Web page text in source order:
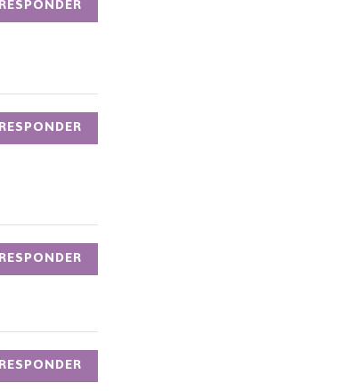
RESPONDER
RESPONDER
RESPONDER
RESPONDER